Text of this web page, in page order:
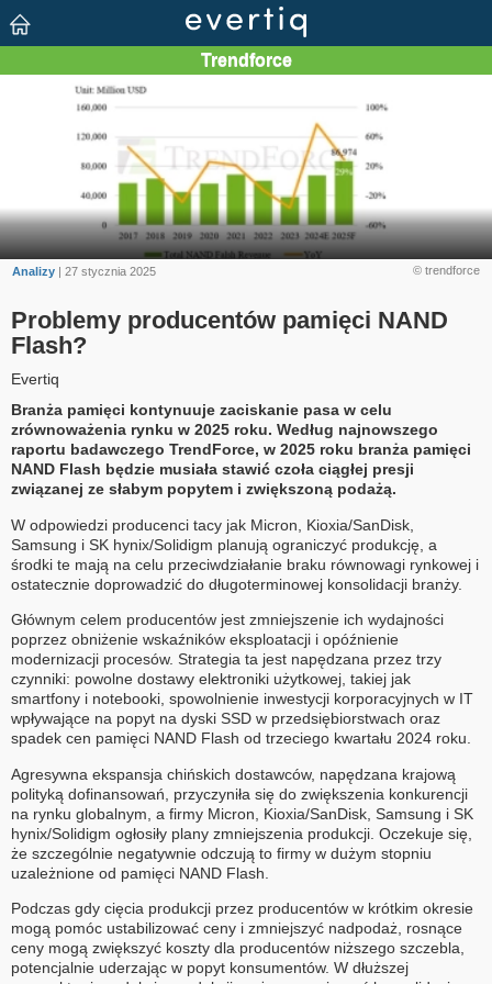
© trendforce
Analizy | 27 stycznia 2025
Problemy producentów pamięci NAND
Flash?
Evertiq
Branża pamięci kontynuuje zaciskanie pasa w celu
zrównoważenia rynku w 2025 roku. Według najnowszego
raportu badawczego TrendForce, w 2025 roku branża pamięci
NAND Flash będzie musiała stawić czoła ciągłej presji
związanej ze słabym popytem i zwiększoną podażą.
W odpowiedzi producenci tacy jak Micron, Kioxia/SanDisk,
Samsung i SK hynix/Solidigm planują ograniczyć produkcję, a
środki te mają na celu przeciwdziałanie braku równowagi rynkowej i
ostatecznie doprowadzić do długoterminowej konsolidacji branży.
Głównym celem producentów jest zmniejszenie ich wydajności
poprzez obniżenie wskaźników eksploatacji i opóźnienie
modernizacji procesów. Strategia ta jest napędzana przez trzy
czynniki: powolne dostawy elektroniki użytkowej, takiej jak
smartfony i notebooki, spowolnienie inwestycji korporacyjnych w IT
wpływające na popyt na dyski SSD w przedsiębiorstwach oraz
spadek cen pamięci NAND Flash od trzeciego kwartału 2024 roku.
Agresywna ekspansja chińskich dostawców, napędzana krajową
polityką dofinansowań, przyczyniła się do zwiększenia konkurencji
na rynku globalnym, a firmy Micron, Kioxia/SanDisk, Samsung i SK
hynix/Solidigm ogłosiły plany zmniejszenia produkcji. Oczekuje się,
że szczególnie negatywnie odczują to firmy w dużym stopniu
uzależnione od pamięci NAND Flash.
Podczas gdy cięcia produkcji przez producentów w krótkim okresie
mogą pomóc ustabilizować ceny i zmniejszyć nadpodaż, rosnące
ceny mogą zwiększyć koszty dla producentów niższego szczebla,
potencjalnie uderzając w popyt konsumentów. W dłuższej